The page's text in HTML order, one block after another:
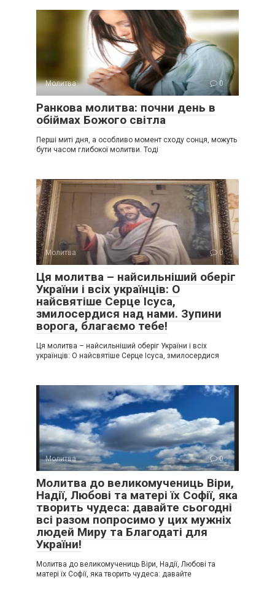
Молитва 0
Ранкова молитва: почни день в
обіймах Божого світла
Перші миті дня, а особливо момент сходу сонця, можуть
бути часом глибокої молитви. Тоді
Молитва 0
Ця молитва – найсильніший оберіг
України і всіх українців: О
найсвятіше Серце Ісуса,
змилосердися над нами. Зупини
ворога, благаємо тебе!
Ця молитва – найсильніший оберіг України і всіх
українців: О найсвятіше Серце Ісуса, змилосердися
Молитва 0
Молитва до великомучениць Віри,
Надії, Любові та матері їх Софії, яка
творить чудеса: давайте сьогодні
всі разом попросимо у цих мужніх
людей Миру та Благодаті для
України!
Молитва до великомучениць Віри, Надії, Любові та
матері їх Софії, яка творить чудеса: давайте